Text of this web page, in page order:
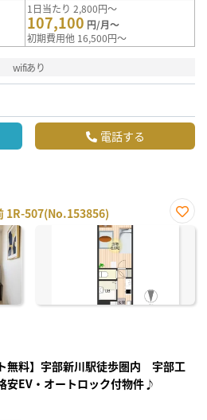
1日当たり 2,800円～
107,100 円/月～
初期費用他 16,500円～
wifiあり
電話する
1R-507(No.153856)
お気
無料】宇部新川駅徒歩圏内 宇部工
安EV・オートロック付物件♪